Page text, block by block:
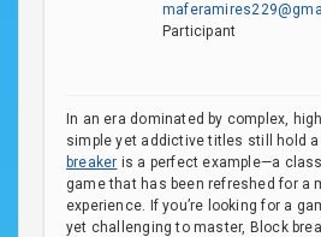
Participant
In an era dominated by complex,
simple yet addictive titles still hold a
breaker is a perfect example—a
game that has been refreshed for a
experience. If you’re looking for a
yet challenging to master, Block